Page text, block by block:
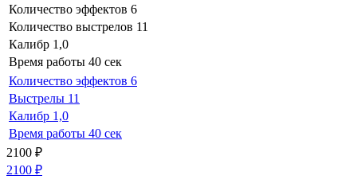
Количество эффектов 6
Количество выстрелов 11
Калибр 1,0
Время работы 40 сек
Количество эффектов 6
Выстрелы 11
Калибр 1,0
Время работы 40 сек
2100 ₽
2100 ₽